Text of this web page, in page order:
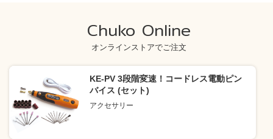
Chuko Online
オンラインストアでご注文
KE-PV 3段階変速！コードレス電動ピン
バイス (セット)
アクセサリー